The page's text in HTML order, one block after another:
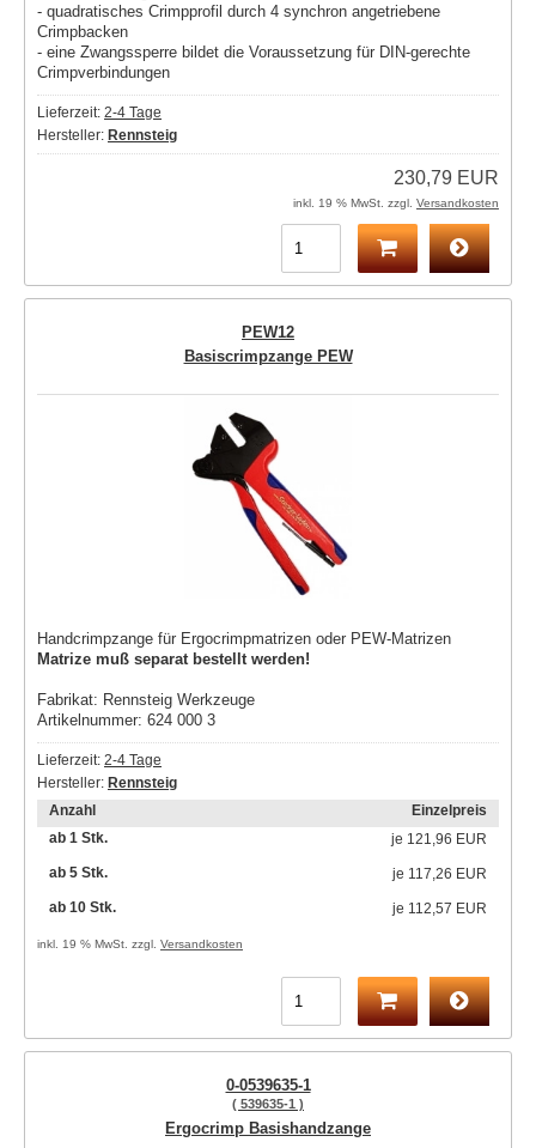
- quadratisches Crimpprofil durch 4 synchron angetriebene
Crimpbacken
- eine Zwangssperre bildet die Voraussetzung für DIN-gerechte
Crimpverbindungen
Lieferzeit: 2-4 Tage
Hersteller: Rennsteig
230,79 EUR
inkl. 19 % MwSt. zzgl. Versandkosten
PEW12
Basiscrimpzange PEW
Handcrimpzange für Ergocrimpmatrizen oder PEW-Matrizen
Matrize muß separat bestellt werden!
Fabrikat: Rennsteig Werkzeuge
Artikelnummer: 624 000 3
Lieferzeit: 2-4 Tage
Hersteller: Rennsteig
Anzahl
Einzelpreis
ab 1 Stk.
je 121,96 EUR
ab 5 Stk.
je 117,26 EUR
ab 10 Stk.
je 112,57 EUR
inkl. 19 % MwSt. zzgl. Versandkosten
0-0539635-1
( 539635-1 )
Ergocrimp Basishandzange